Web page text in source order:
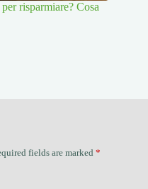
risparmiare? Cosa
fields are marked *